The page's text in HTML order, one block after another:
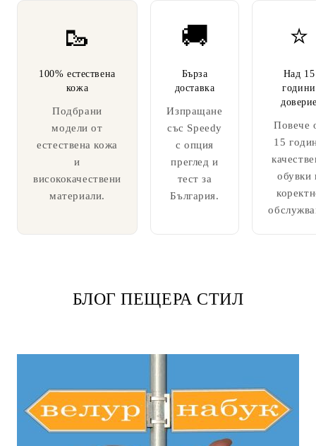
🥾
100% естествена
кожа
Подбрани
модели от
естествена кожа
и
висококачествени
материали.
🚚
Бърза
доставка
Изпращане
със Speedy
с опция
преглед и
тест за
България.
⭐
Над 15
години
Повече
15
обувки
БЛОГ ПЕЩЕРА СТИЛ